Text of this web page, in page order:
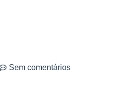
Sem comentários